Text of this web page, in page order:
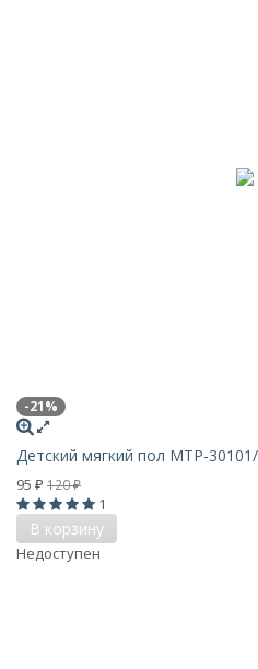
-21%
Детский мягкий пол MTP-
95 ₽ 120₽
1
В корзину
Недоступен